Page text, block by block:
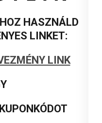
HASZNÁLD
LINKET:
LINK